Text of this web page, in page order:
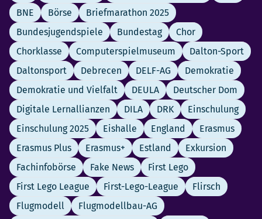
BNE
Börse
Briefmarathon 2025
Bundesjugendspiele
Bundestag
Chor
Chorklasse
Computerspielmuseum
Dalton-Sport
Daltonsport
Debrecen DELF-AG
Demokratie
Demokratie und Vielfalt
DEULA
Deutscher Dom
Digitale Lernallianzen
DILA DRK
Einschulung
Einschulung 2025
Eishalle England
Erasmus
Erasmus Plus
Erasmus+ Estland
Exkursion
Fachinfobörse
Fake News
First Lego
First Lego League
First-Lego-League
Flirsch
Flugmodell
Flugmodellbau-AG